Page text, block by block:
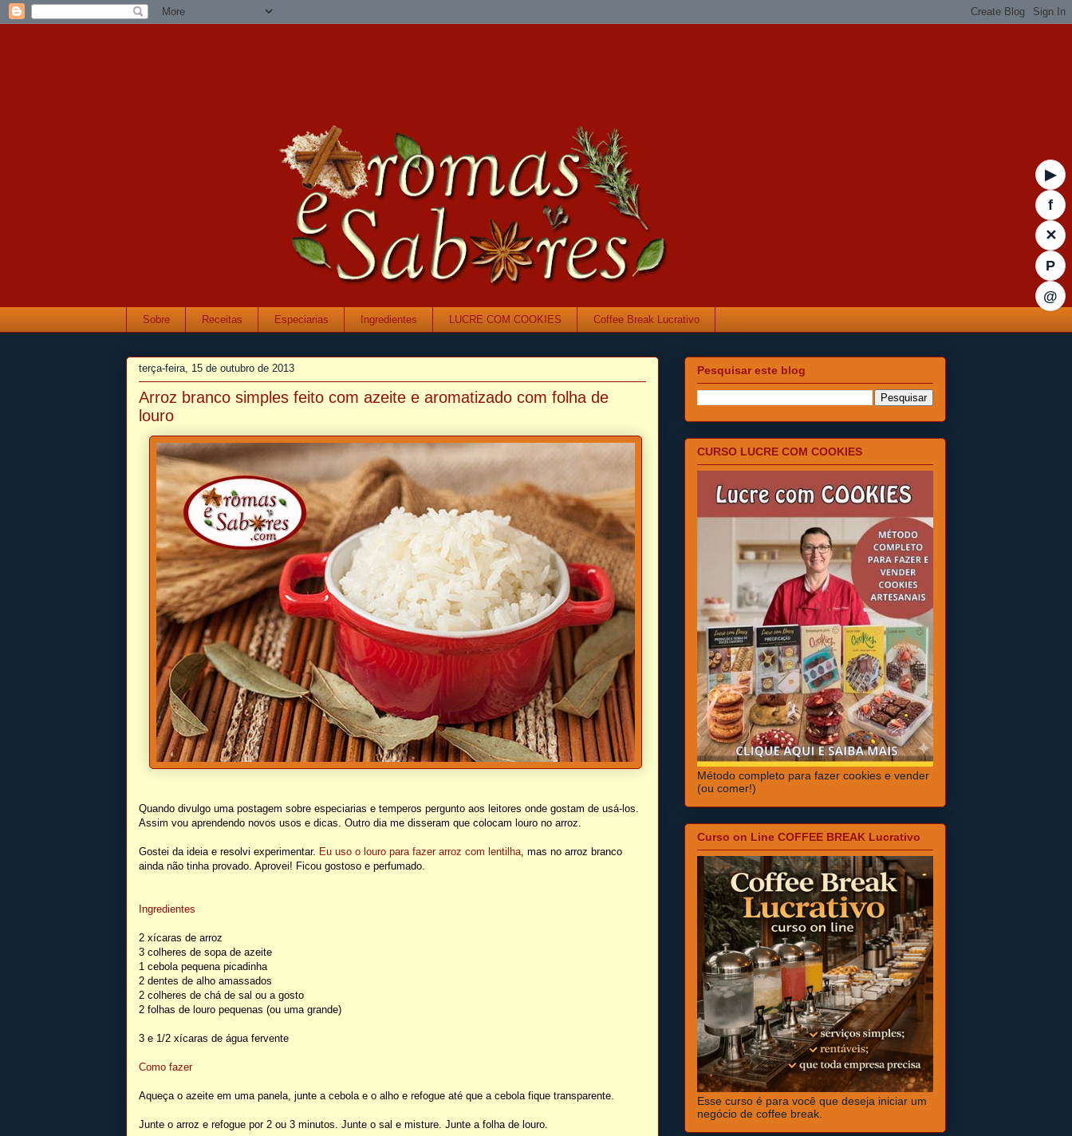
Sobre Receitas Especiarias Ingredientes LUCRE COM COOKIES Coffee Break Lucrativo
terça-feira, 15 de outubro de 2013
Arroz branco simples feito com azeite e aromatizado com folha de
louro
Quando divulgo uma postagem sobre especiarias e temperos pergunto aos leitores onde gostam de usá-los.
Assim vou aprendendo novos usos e dicas. Outro dia me disseram que colocam louro no arroz.
Gostei da ideia e resolvi experimentar. Eu uso o louro para fazer arroz com lentilha , mas no arroz branco
ainda não tinha provado. Aprovei! Ficou gostoso e perfumado.
Ingredientes
2 xícaras de arroz
3 colheres de sopa de azeite
1 cebola pequena picadinha
2 dentes de alho amassados
2 colheres de chá de sal ou a gosto
2 folhas de louro pequenas (ou uma grande)
3 e 1/2 xícaras de água fervente
Como fazer
Aqueça o azeite em uma panela, junte a cebola e o alho e refogue até que a cebola fique transparente.
Junte o arroz e refogue por 2 ou 3 minutos. Junte o sal e misture. Junte a folha de louro.
Pesquisar este blog
CURSO LUCRE COM COOKIES
Método completo para fazer cookies e vender
(ou comer!)
Curso on Line COFFEE BREAK Lucrativo
Esse curso é para você que deseja iniciar um
negócio de coffee break.
▶
f
✕
P
@